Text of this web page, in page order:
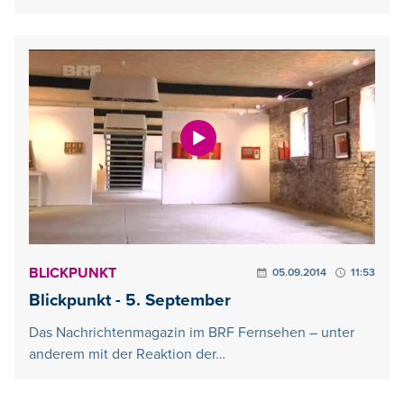
BLICKPUNKT 05.09.2014 11:53
Blickpunkt - 5. September
Das Nachrichtenmagazin im BRF Fernsehen – unter
anderem mit der Reaktion der…